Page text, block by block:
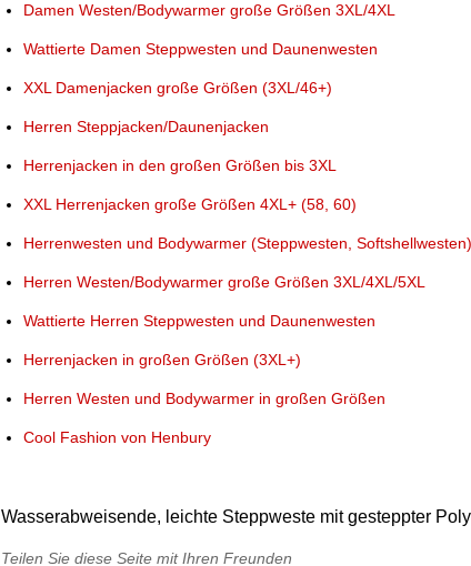
Damen Westen/Bodywarmer große Größen 3XL/4XL
Wattierte Damen Steppwesten und Daunenwesten
XXL Damenjacken große Größen (3XL/46+)
Herren Steppjacken/Daunenjacken
Herrenjacken in den großen Größen bis 3XL
XXL Herrenjacken große Größen 4XL+ (58, 60)
Herrenwesten und Bodywarmer (Steppwesten, Softshellwesten)
Herren Westen/Bodywarmer große Größen 3XL/4XL/5XL
Wattierte Herren Steppwesten und Daunenwesten
Herrenjacken in großen Größen (3XL+)
Herren Westen und Bodywarmer in großen Größen
Cool Fashion von Henbury
Wasserabweisende, leichte Steppweste mit gesteppter
Teilen Sie diese Seite mit Ihren Freunden